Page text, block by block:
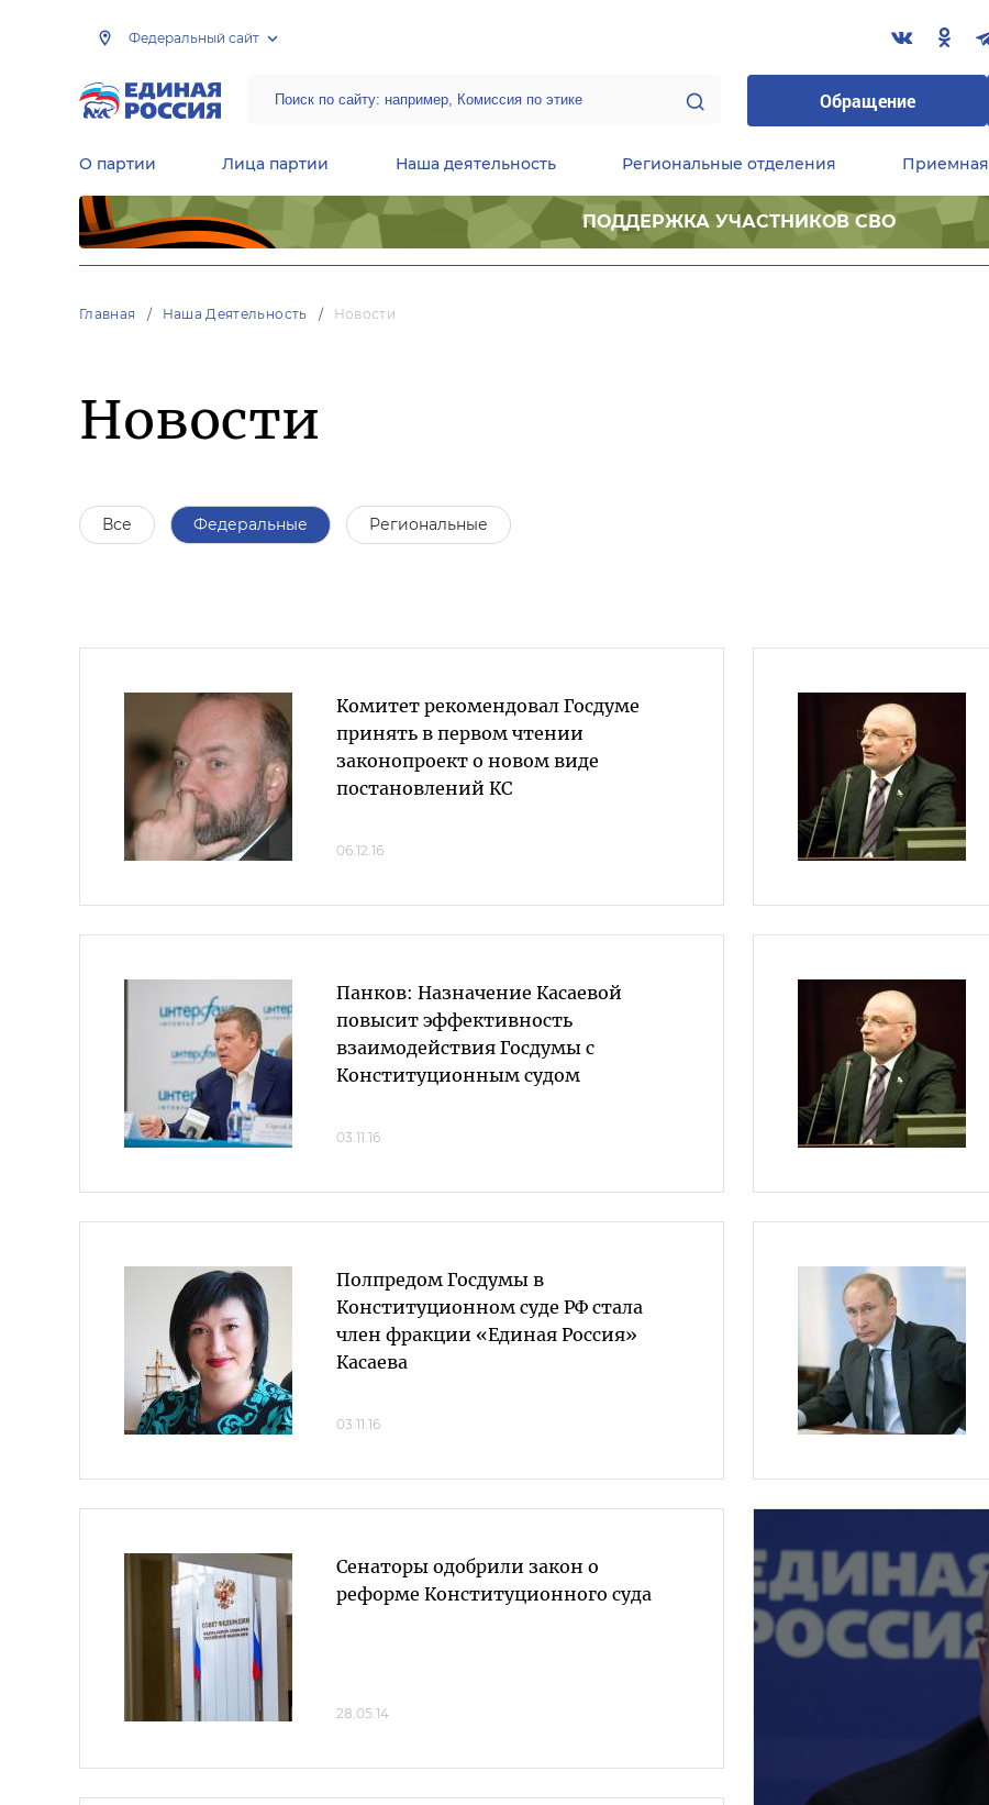
Федеральный сайт
Обращение
О партии Лица партии Наша деятельность Региональные отделения Приемная
ПОДДЕРЖКА УЧАСТНИКОВ СВО
Главная Наша Деятельность Новости
Новости
Все Федеральные Региональные
Комитет рекомендовал Госдуме
принять в первом чтении
законопроект о новом виде
постановлений КС
06.12.16
Панков: Назначение Касаевой
повысит эффективность
взаимодействия Госдумы с
Конституционным судом
03.11.16
Полпредом Госдумы в
Конституционном суде РФ стала
член фракции «Единая Россия»
Касаева
03.11.16
Сенаторы одобрили закон о
реформе Конституционного суда
28.05.14